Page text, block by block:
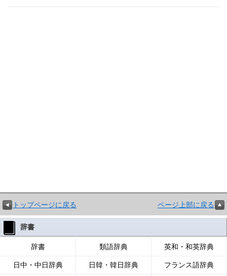
トップページに戻る ページ上部に戻る
辞書
辞書 類語辞典 英和・和英辞典
日中・中日辞典 日韓・韓日辞典 フランス語辞典